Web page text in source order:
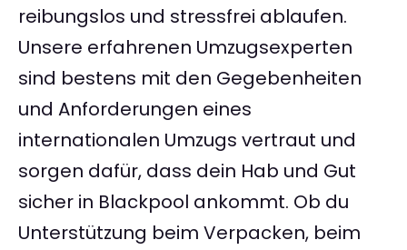
reibungslos und stressfrei ablaufen.
Unsere erfahrenen Umzugsexperten
sind bestens mit den Gegebenheiten
und Anforderungen eines
internationalen Umzugs vertraut und
sorgen dafür, dass dein Hab und Gut
sicher in Blackpool ankommt. Ob du
Unterstützung beim Verpacken, beim